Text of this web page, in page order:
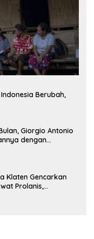
Berubah,
Giorgio Antonio
dengan
Klaten Gencarkan
Prolanis,